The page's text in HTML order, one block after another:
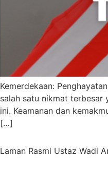
Kemerdekaan:
salah satu nikmat terbesar
ini. Keamanan dan
[…]
Laman Rasmi Ustaz Wadi